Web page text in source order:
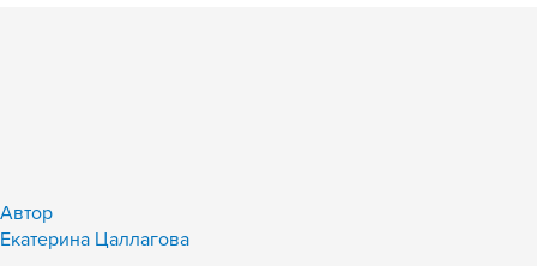
Автор
Екатерина Цаллагова